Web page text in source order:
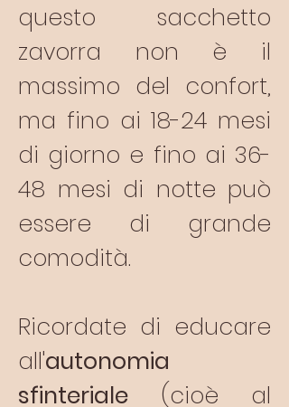
questo sacchetto
zavorra non è il
massimo del confort,
ma fino ai 18-24 mesi
di giorno e fino ai 36-
48 mesi di notte può
essere di grande
comodità.
Ricordate di educare
all'autonomia
sfinteriale (cioè al